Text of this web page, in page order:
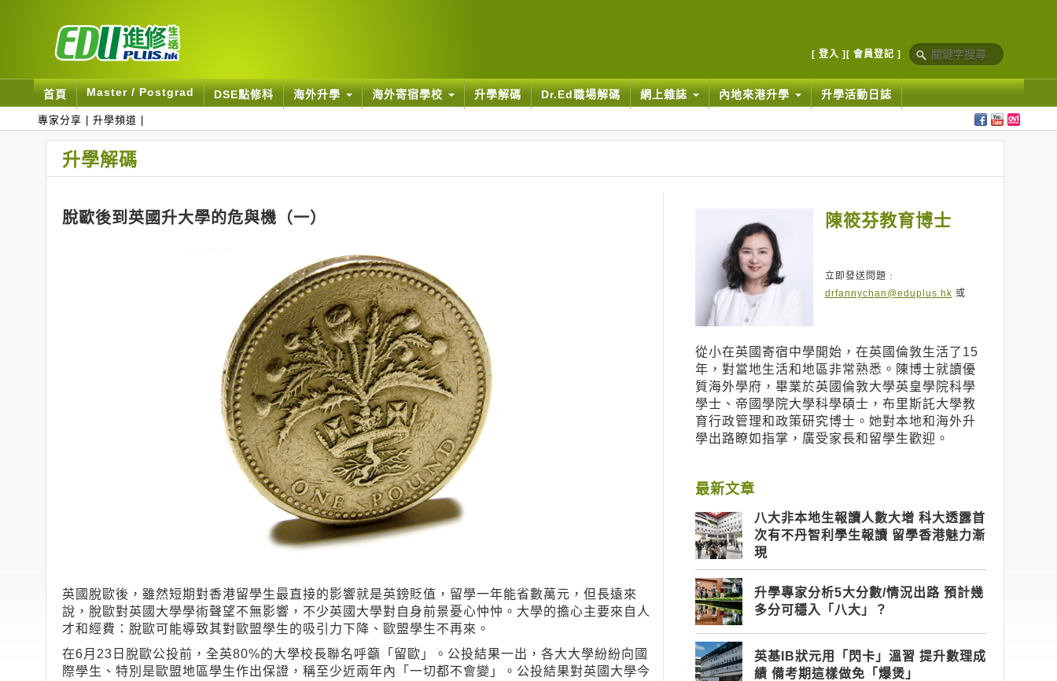
[ 登入 ] [ 會員登記 ]
首頁 Master / Postgrad DSE點修科 海外升學 海外寄宿學校 升學解碼 Dr.Ed職場解碼 網上雜誌 內地來港升學 升學活動日誌
專家分享 升學頻道
升學解碼
脫歐後到英國升大學的危與機（一）
英國脫歐後，雖然短期對香港留學生最直接的影響就是英鎊貶值，留學一年能省數萬元，但長遠來
說，脫歐對英國大學學術聲望不無影響，不少英國大學對自身前景憂心忡忡。大學的擔心主要來自人
才和經費：脫歐可能導致其對歐盟學生的吸引力下降、歐盟學生不再來。
在6月23日脫歐公投前，全英80%的大學校長聯名呼籲「留歐」。公投結果一出，各大大學紛紛向國
際學生、特別是歐盟地區學生作出保證，稱至少近兩年內「一切都不會變」。公投結果對英國大學今
陳筱芬教育博士
立即發送問題﹕
drfannychan@eduplus.hk 或
從小在英國寄宿中學開始，在英國倫敦生活了15
年，對當地生活和地區非常熟悉。陳博士就讀優
質海外學府，畢業於英國倫敦大學英皇學院科學
學士、帝國學院大學科學碩士，布里斯託大學教
育行政管理和政策研究博士。她對本地和海外升
學出路瞭如指掌，廣受家長和留學生歡迎。
最新文章
八大非本地生報讀人數大增 科大透露首
次有不丹智利學生報讀 留學香港魅力漸
現
升學專家分析5大分數/情況出路 預計幾
多分可穩入「八大」？
英基IB狀元用「閃卡」溫習 提升數理成
績 備考期這樣做免「爆煲」